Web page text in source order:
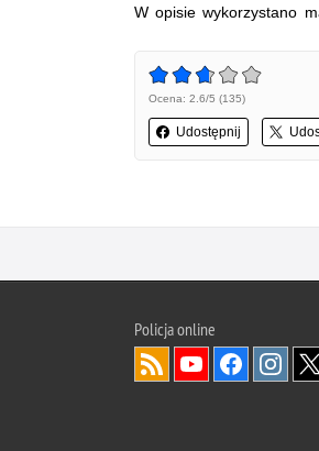
W opisie wykorzystano
Ocena: 2.6/5 (135)
Udostępnij
Policja online